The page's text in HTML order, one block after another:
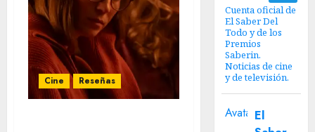
Cine Reseñas
Cuenta oficial de
El Saber Del
Todo y de los
Premios
Saberin.
Noticias de cine
y de televisión.
Avatar El